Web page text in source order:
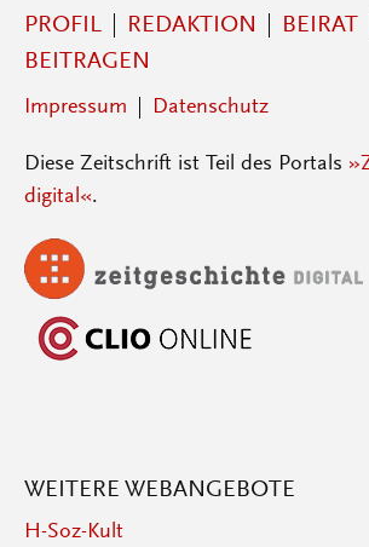
PROFIL REDAKTION BEIRAT
BEITRAGEN
Impressum Datenschutz
Diese Zeitschrift ist Teil des Portals
digital«.
WEITERE WEBANGEBOTE
H-Soz-Kult